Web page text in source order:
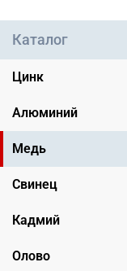
Каталог
Цинк
Алюминий
Медь
Свинец
Кадмий
Олово